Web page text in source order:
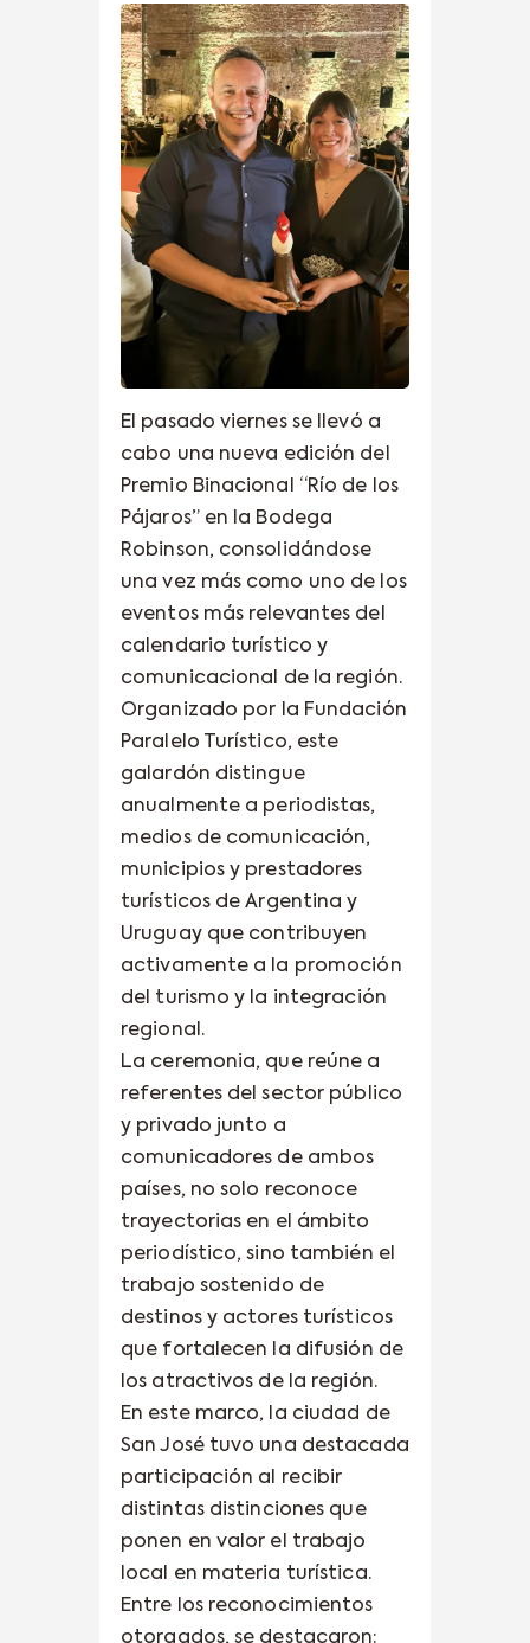
El pasado viernes se llevó a
cabo una nueva edición del
Premio Binacional “Río de los
Pájaros” en la Bodega
Robinson, consolidándose
una vez más como uno de los
eventos más relevantes del
calendario turístico y
comunicacional de la región.
Organizado por la Fundación
Paralelo Turístico, este
galardón distingue
anualmente a periodistas,
medios de comunicación,
municipios y prestadores
turísticos de Argentina y
Uruguay que contribuyen
activamente a la promoción
del turismo y la integración
regional.
La ceremonia, que reúne a
referentes del sector público
y privado junto a
comunicadores de ambos
países, no solo reconoce
trayectorias en el ámbito
periodístico, sino también el
trabajo sostenido de
destinos y actores turísticos
que fortalecen la difusión de
los atractivos de la región.
En este marco, la ciudad de
San José tuvo una destacada
participación al recibir
distintas distinciones que
ponen en valor el trabajo
local en materia turística.
Entre los reconocimientos
otorgados, se destacaron: